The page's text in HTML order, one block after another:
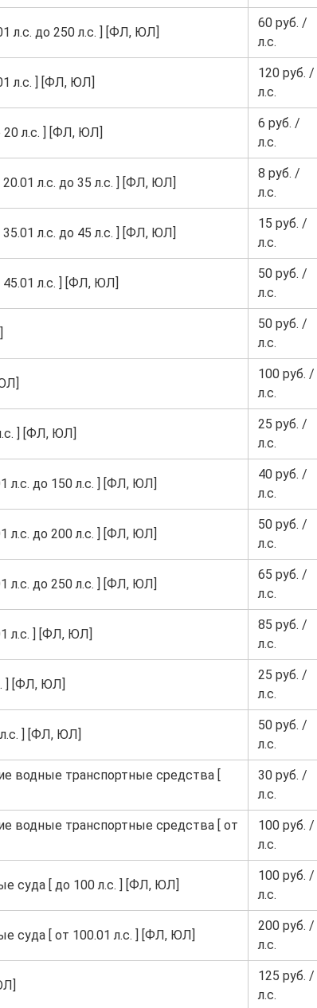
л.с. до 250 л.с. ] [ФЛ, ЮЛ]
60 руб. /
л.с.
л.с. ] [ФЛ, ЮЛ]
120 руб. /
л.с.
л.с. ] [ФЛ, ЮЛ]
6 руб. /
л.с.
л.с. до 35 л.с. ] [ФЛ, ЮЛ]
8 руб. /
л.с.
л.с. до 45 л.с. ] [ФЛ, ЮЛ]
15 руб. /
л.с.
л.с. ] [ФЛ, ЮЛ]
50 руб. /
л.с.
50 руб. /
л.с.
100 руб. /
л.с.
] [ФЛ, ЮЛ]
25 руб. /
л.с.
л.с. до 150 л.с. ] [ФЛ, ЮЛ]
40 руб. /
л.с.
л.с. до 200 л.с. ] [ФЛ, ЮЛ]
50 руб. /
л.с.
л.с. до 250 л.с. ] [ФЛ, ЮЛ]
65 руб. /
л.с.
л.с. ] [ФЛ, ЮЛ]
85 руб. /
л.с.
] [ФЛ, ЮЛ]
25 руб. /
л.с.
] [ФЛ, ЮЛ]
50 руб. /
л.с.
водные транспортные средства [
30 руб. /
л.с.
водные транспортные средства [ от
100 руб. /
л.с.
суда [ до 100 л.с. ] [ФЛ, ЮЛ]
100 руб. /
л.с.
суда [ от 100.01 л.с. ] [ФЛ, ЮЛ]
200 руб. /
л.с.
125 руб. /
л.с.